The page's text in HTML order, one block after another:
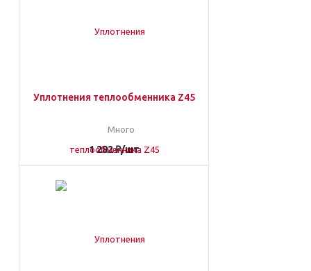
Уплотнения теплообменника Z45
Много
1 282₽/шт